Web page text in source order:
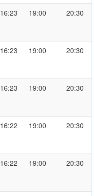
16:23 19:00 20:30
16:23 19:00 20:30
16:23 19:00 20:30
16:22 19:00 20:30
16:22 19:00 20:30